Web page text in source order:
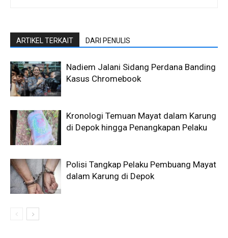
ARTIKEL TERKAIT DARI PENULIS
Nadiem Jalani Sidang Perdana Banding
Kasus Chromebook
Kronologi Temuan Mayat dalam Karung
di Depok hingga Penangkapan Pelaku
Polisi Tangkap Pelaku Pembuang Mayat
dalam Karung di Depok